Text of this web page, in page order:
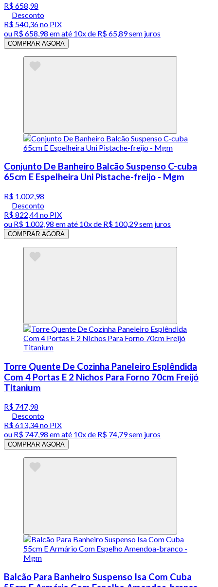
R$ 658,98
Desconto
R$ 540,36no PIX
ou R$ 658,98 em até 10x de R$ 65,89 sem juros
COMPRAR AGORA
Conjunto De Banheiro Balcão Suspenso C-cuba
65cm E Espelheira Uni Pistache-freijo - Mgm
R$ 1.002,98
Desconto
R$ 822,44no PIX
ou R$ 1.002,98 em até 10x de R$ 100,29 sem juros
COMPRAR AGORA
Torre Quente De Cozinha Paneleiro Esplêndida
Com 4 Portas E 2 Nichos Para Forno 70cm Freijó
Titanium
R$ 747,98
Desconto
R$ 613,34no PIX
ou R$ 747,98 em até 10x de R$ 74,79 sem juros
COMPRAR AGORA
Balcão Para Banheiro Suspenso Isa Com Cuba